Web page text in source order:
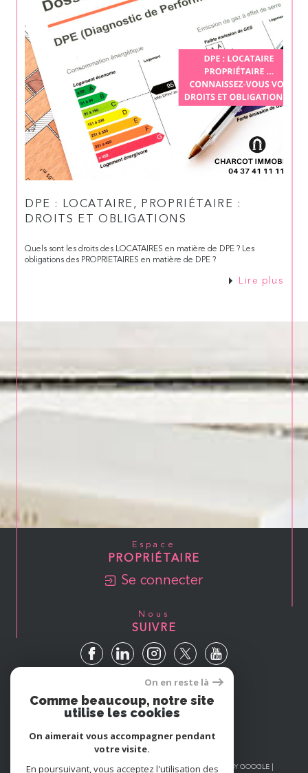
DPE : LOCATAIRE, PROPRIÉTAIRE :
DROITS ET OBLIGATIONS
Quels sont les droits des LOCATAIRES en matière de DPE ? Les
obligations des PROPRIETAIRES en matière de DPE ?
Lire plus
Espace
PROPRIÉTAIRE
Se connecter
Nous
SUIVRE
GOOGLE
© 2026 | TOUS DROITS RÉSERVÉS | TRADUCTION POWERED BY GOOGLE |
On en reste là
Comme beaucoup, notre site
utilise les cookies
On aimerait vous accompagner pendant
votre visite.
En poursuivant, vous acceptez l'utilisation des